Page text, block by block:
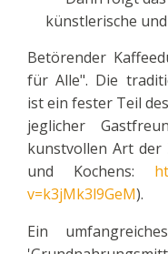
künstlerische
Betörender
für Alle". Die
ist ein fester Teil
jeglicher
kunstvollen Art der
und Kochens:
v=k3jMk3l9GeM).
Ein